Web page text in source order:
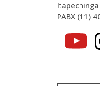
Itapechinga
PABX (11)